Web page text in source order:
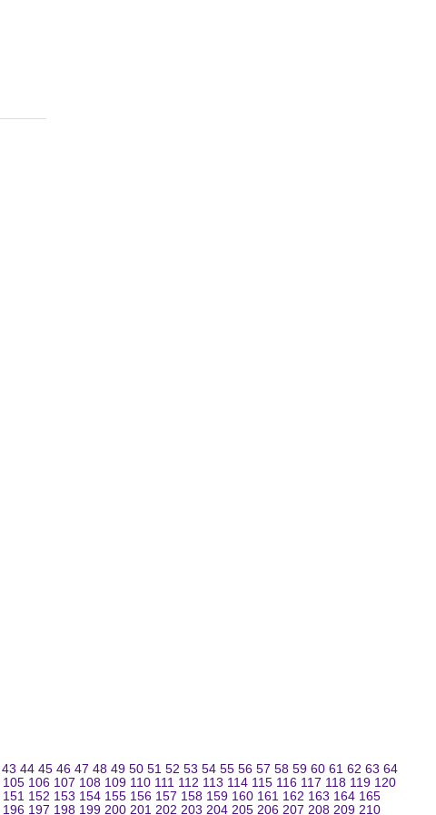
43 44 45 46 47 48 49 50 51 52 53 54 55 56 57 58 59 60 61 62 63 64
105 106 107 108 109 110 111 112 113 114 115 116 117 118 119 120
151 152 153 154 155 156 157 158 159 160 161 162 163 164 165
196 197 198 199 200 201 202 203 204 205 206 207 208 209 210